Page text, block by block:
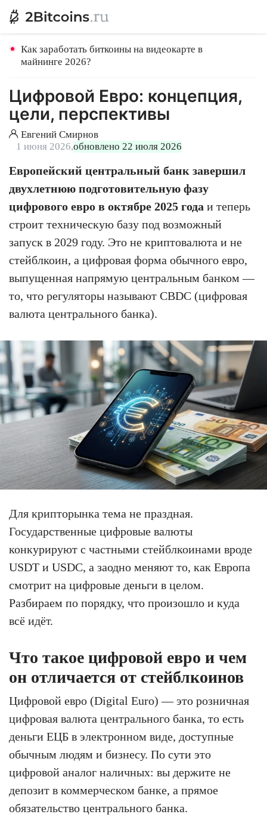
Как заработать биткоины на видеокарте в
майнинге 2026?
Цифровой Евро: концепция,
цели, перспективы
Евгений Смирнов
1 июня 2026,обновлено 22 июля 2026
Европейский центральный банк завершил
двухлетнюю подготовительную фазу
цифрового евро в октябре 2025 года и теперь
строит техническую базу под возможный
запуск в 2029 году. Это не криптовалюта и не
стейблкоин, а цифровая форма обычного евро,
выпущенная напрямую центральным банком —
то, что регуляторы называют CBDC (цифровая
валюта центрального банка).
Для крипторынка тема не праздная.
Государственные цифровые валюты
конкурируют с частными стейблкоинами вроде
USDT и USDC, а заодно меняют то, как Европа
смотрит на цифровые деньги в целом.
Разбираем по порядку, что произошло и куда
всё идёт.
Что такое цифровой евро и чем
он отличается от стейблкоинов
Цифровой евро (Digital Euro) — это розничная
цифровая валюта центрального банка, то есть
деньги ЕЦБ в электронном виде, доступные
обычным людям и бизнесу. По сути это
цифровой аналог наличных: вы держите не
депозит в коммерческом банке, а прямое
обязательство центрального банка.